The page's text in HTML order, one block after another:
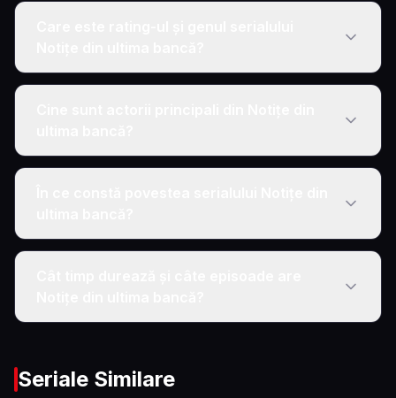
Seriale Similare